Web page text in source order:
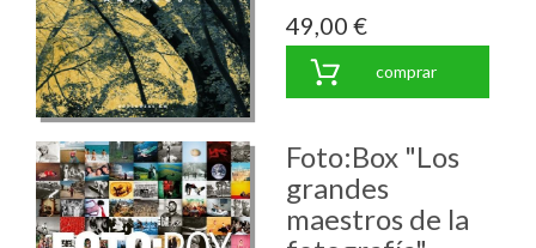
49,00 €
comprar
Foto:Box "Los
grandes
maestros de la